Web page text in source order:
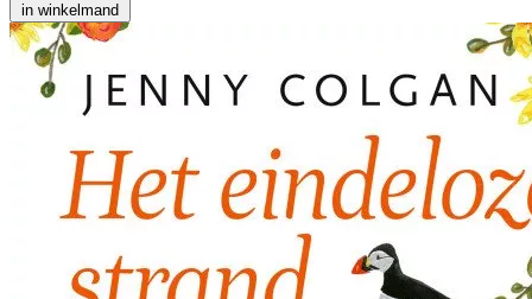
in winkelmand